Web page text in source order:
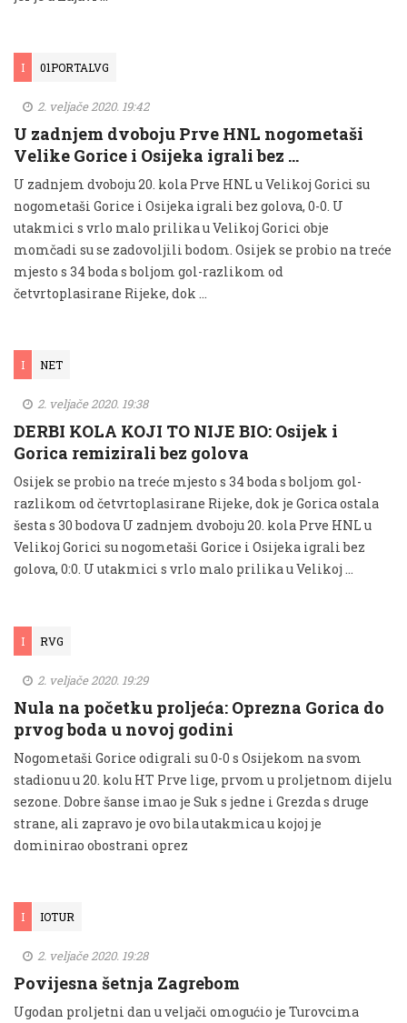
I 01PORTALVG
2. veljače 2020. 19:42
U zadnjem dvoboju Prve HNL nogometaši
Velike Gorice i Osijeka igrali bez …
U zadnjem dvoboju 20. kola Prve HNL u Velikoj Gorici su
nogometaši Gorice i Osijeka igrali bez golova, 0-0. U
utakmici s vrlo malo prilika u Velikoj Gorici obje
momčadi su se zadovoljili bodom. Osijek se probio na treće
mjesto s 34 boda s boljom gol-razlikom od
četvrtoplasirane Rijeke, dok …
I NET
2. veljače 2020. 19:38
DERBI KOLA KOJI TO NIJE BIO: Osijek i
Gorica remizirali bez golova
Osijek se probio na treće mjesto s 34 boda s boljom gol-
razlikom od četvrtoplasirane Rijeke, dok je Gorica ostala
šesta s 30 bodova U zadnjem dvoboju 20. kola Prve HNL u
Velikoj Gorici su nogometaši Gorice i Osijeka igrali bez
golova, 0:0. U utakmici s vrlo malo prilika u Velikoj …
I RVG
2. veljače 2020. 19:29
Nula na početku proljeća: Oprezna Gorica do
prvog boda u novoj godini
Nogometaši Gorice odigrali su 0-0 s Osijekom na svom
stadionu u 20. kolu HT Prve lige, prvom u proljetnom dijelu
sezone. Dobre šanse imao je Suk s jedne i Grezda s druge
strane, ali zapravo je ovo bila utakmica u kojoj je
dominirao obostrani oprez
I IOTUR
2. veljače 2020. 19:28
Povijesna šetnja Zagrebom
Ugodan proljetni dan u veljači omogućio je Turovcima